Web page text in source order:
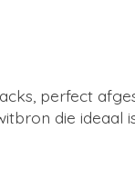
perfect
die